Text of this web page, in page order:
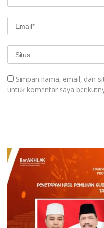
Simpan nama, email, dan
untuk komentar saya